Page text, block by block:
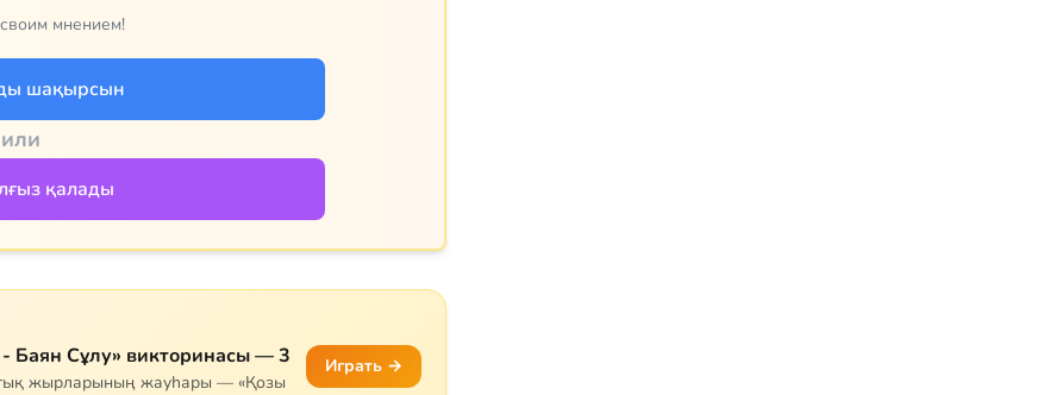
мнением!
шақырсын
или
қалады
- Баян Сұлу» викторинасы — 3
жырларының жауһары — «Қозы
Играть →